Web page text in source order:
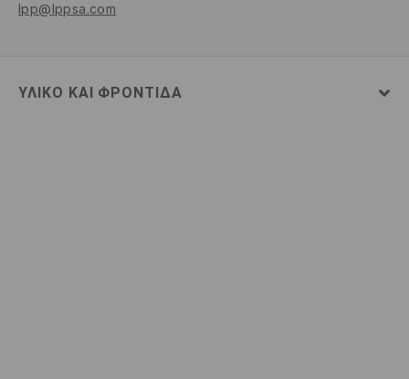
lpp@lppsa.com
ΥΛΙΚΌ ΚΑΙ ΦΡΟΝΤΊΔΑ